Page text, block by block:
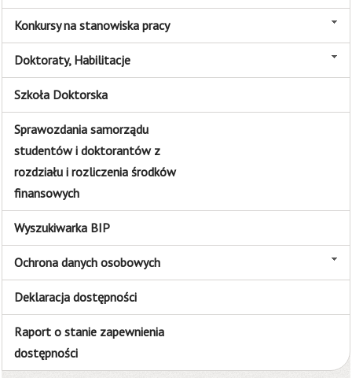
Konkursy na stanowiska pracy
Doktoraty, Habilitacje
Szkoła Doktorska
Sprawozdania samorządu
studentów i doktorantów z
rozdziału i rozliczenia środków
finansowych
Wyszukiwarka BIP
Ochrona danych osobowych
Deklaracja dostępności
Raport o stanie zapewnienia
dostępności